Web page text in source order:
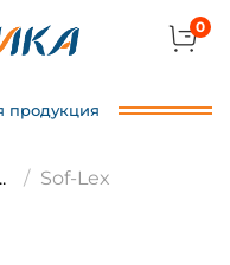
0
продукция
Sof-Lex